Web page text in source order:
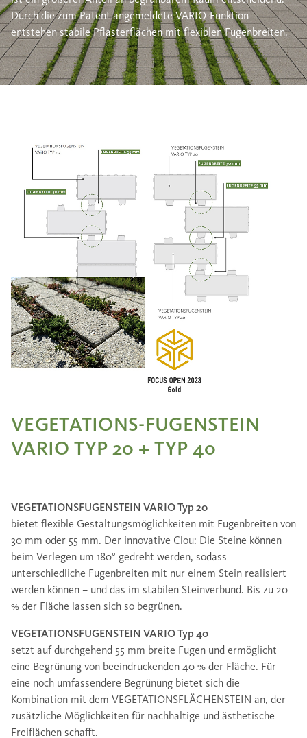
Durch die zum Patent angemeldete VARIO-Funktion
entstehen stabile Pflasterflächen mit flexiblen Fugenbreiten.
VEGETATIONS-FUGENSTEIN
VARIO TYP 20 + TYP 40
VEGETATIONSFUGENSTEIN VARIO Typ 20
bietet flexible Gestaltungsmöglichkeiten mit Fugenbreiten von
30 mm oder 55 mm. Der innovative Clou: Die Steine können
beim Verlegen um 180° gedreht werden, sodass
unterschiedliche Fugenbreiten mit nur einem Stein realisiert
werden können – und das im stabilen Steinverbund. Bis zu 20
% der Fläche lassen sich so begrünen.
VEGETATIONSFUGENSTEIN VARIO Typ 40
setzt auf durchgehend 55 mm breite Fugen und ermöglicht
eine Begrünung von beeindruckenden 40 % der Fläche. Für
eine noch umfassendere Begrünung bietet sich die
Kombination mit dem VEGETATIONSFLÄCHENSTEIN an, der
zusätzliche Möglichkeiten für nachhaltige und ästhetische
Freiflächen schafft.